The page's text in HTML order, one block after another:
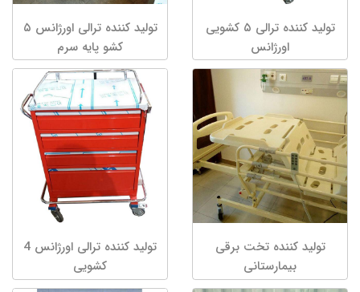
تولید کننده ترالی ۵ کشویی
اورژانس
تولید کننده ترالی اورژانس ۵
کشو پایه سرم
تولید کننده تخت برقی
بیمارستانی
تولید کننده ترالی اورژانس 4
کشویی